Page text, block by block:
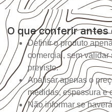
O que conferir
Definir o produto
comercial, sem
previsto.
Analisar apenas o
medidas, espessura e
Não informar se